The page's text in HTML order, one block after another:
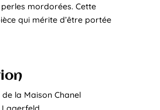
mordorées. Cette
qui mérite d’être portée
la Maison Chanel